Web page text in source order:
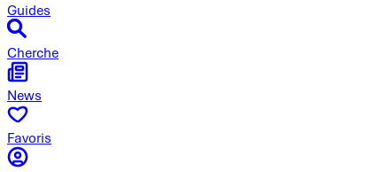
Guides
Cherche
News
Favoris